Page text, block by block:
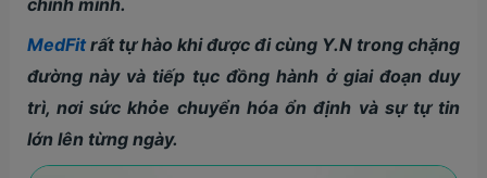
MedFitrất tự hào khi được đi cùng Y.N trong chặng
đường này và tiếp tục đồng hành ở giai đoạn duy
trì, nơi sức khỏe chuyển hóa ổn định và sự tự tin
lớn lên từng ngày.